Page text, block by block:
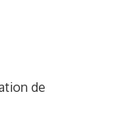
de